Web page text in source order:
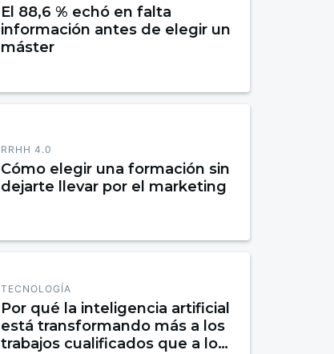
El 88,6 % echó en falta
información antes de elegir un
máster
RRHH 4.0
Cómo elegir una formación sin
dejarte llevar por el marketing
TECNOLOGÍA
Por qué la inteligencia artificial
está transformando más a los
trabajos cualificados que a los